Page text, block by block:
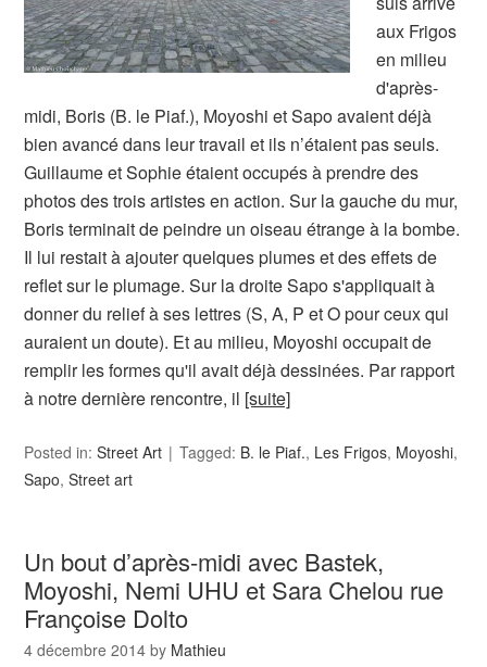
aux Frigos
en milieu
d'après-
midi, Boris (B. le Piaf.), Moyoshi et Sapo avaient déjà
bien avancé dans leur travail et ils n’étaient pas seuls.
Guillaume et Sophie étaient occupés à prendre des
photos des trois artistes en action. Sur la gauche du mur,
Boris terminait de peindre un oiseau étrange à la bombe.
Il lui restait à ajouter quelques plumes et des effets de
reflet sur le plumage. Sur la droite Sapo s'appliquait à
donner du relief à ses lettres (S, A, P et O pour ceux qui
auraient un doute). Et au milieu, Moyoshi occupait de
remplir les formes qu'il avait déjà dessinées. Par rapport
à notre dernière rencontre, il [suite]
Posted in:Street Art Tagged: B. le Piaf., Les Frigos, Moyoshi,
Sapo,Street art
Un bout d’après-midi avec Bastek,
Moyoshi, Nemi UHU et Sara Chelou rue
Françoise Dolto
4 décembre 2014 by Mathieu